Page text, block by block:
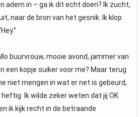
adem in – ga ik dit echt doen? Ik zucht,
naar de bron van het gesnik. Ik klop
buurvrouw, mooie avond, jammer van
een kopje suiker voor me? Maar terug
niet mengen in wat er net is gebeurd,
Ik wilde zeker weten dat jij OK
ik kijk recht in de betraande